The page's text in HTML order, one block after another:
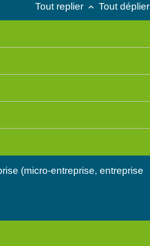
Tout replier keyboard_arrow_up Tout déplier
(micro-entreprise, entreprise